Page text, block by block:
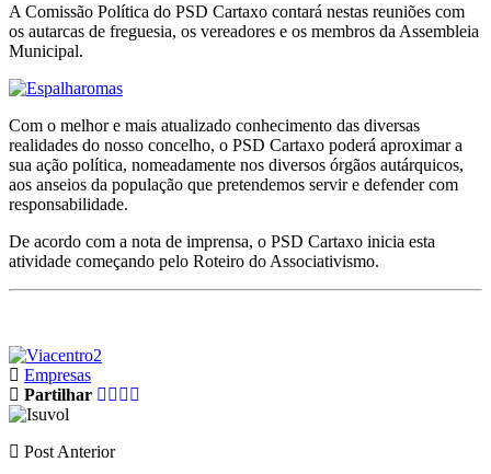
A Comissão Política do PSD Cartaxo contará nestas reuniões com
os autarcas de freguesia, os vereadores e os membros da Assembleia
Municipal.
Com o melhor e mais atualizado conhecimento das diversas
realidades do nosso concelho, o PSD Cartaxo poderá aproximar a
sua ação política, nomeadamente nos diversos órgãos autárquicos,
aos anseios da população que pretendemos servir e defender com
responsabilidade.
De acordo com a nota de imprensa, o PSD Cartaxo inicia esta
atividade começando pelo Roteiro do Associativismo.
Empresas
Partilhar
Post Anterior